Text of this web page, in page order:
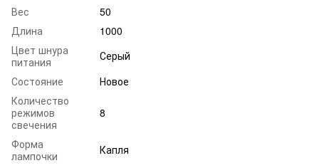
Вес
50
Длина
1000
Цвет шнура
питания
Серый
Состояние
Новое
Количество
режимов
свечения
8
Форма
лампочки
Капля